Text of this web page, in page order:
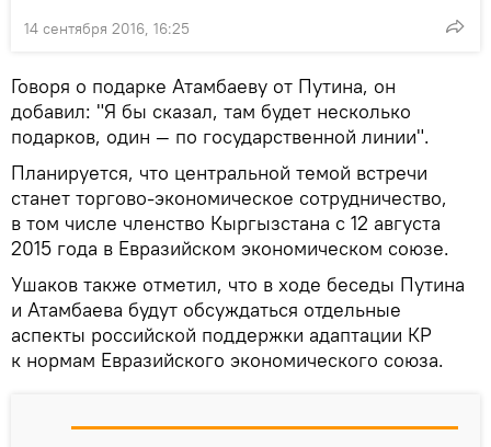
14 сентября 2016, 16:25
Говоря о подарке Атамбаеву от Путина, он
добавил: "Я бы сказал, там будет несколько
подарков, один — по государственной линии".
Планируется, что центральной темой встречи
станет торгово-экономическое сотрудничество,
в том числе членство Кыргызстана с 12 августа
2015 года в Евразийском экономическом союзе.
Ушаков также отметил, что в ходе беседы Путина
и Атамбаева будут обсуждаться отдельные
аспекты российской поддержки адаптации КР
к нормам Евразийского экономического союза.